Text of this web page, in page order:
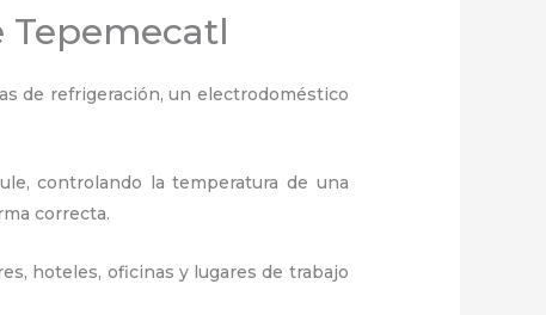
Tepemecatl
de refrigeración, un electrodoméstico
controlando la temperatura de una
correcta.
hoteles, oficinas y lugares de trabajo